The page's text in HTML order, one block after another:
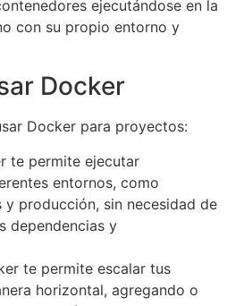
ejecutándose en la
con su propio entorno y
Docker
Docker para proyectos:
te permite ejecutar
entornos, como
y producción, sin necesidad de
dependencias y
te permite escalar tus
horizontal, agregando o